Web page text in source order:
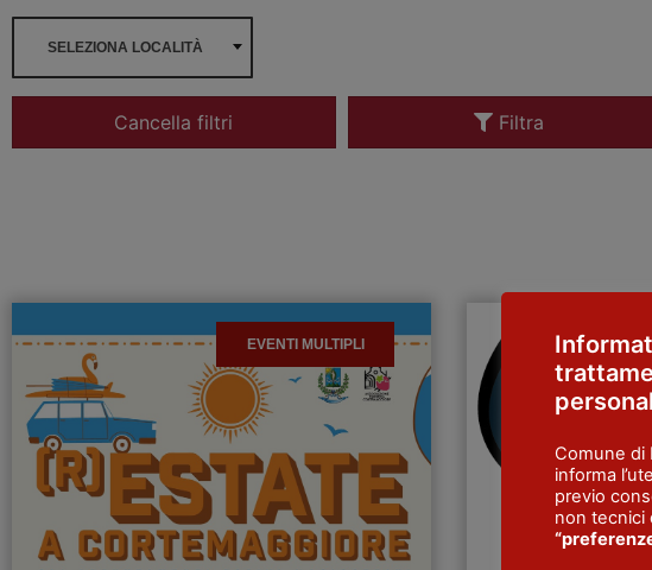
SELEZIONA LOCALITÀ
Cancella filtri Filtra
EVENTI MULTIPLI
Comune di
informa
previo
non tecnici